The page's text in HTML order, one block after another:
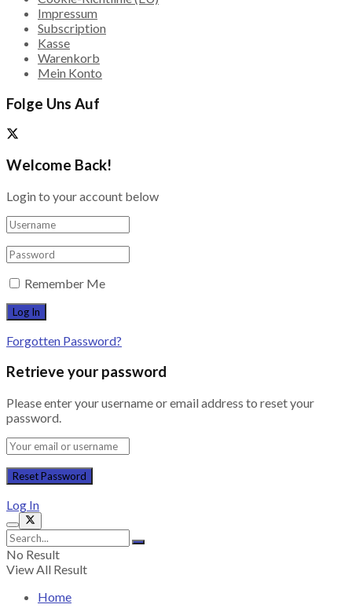
Impressum
Subscription
Kasse
Warenkorb
Mein Konto
Folge Uns Auf
Welcome Back!
Login to your account below
Remember Me
Forgotten Password?
Retrieve your password
Please enter your username or email address to reset your
password.
Log In
No Result
View All Result
Home